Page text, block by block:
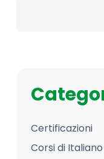
Certificazioni
Corsi di